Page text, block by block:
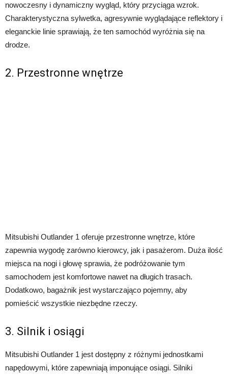
nowoczesny i dynamiczny wygląd, który przyciąga wzrok.
Charakterystyczna sylwetka, agresywnie wyglądające reflektory i
eleganckie linie sprawiają, że ten samochód wyróżnia się na
drodze.
2. Przestronne wnętrze
Mitsubishi Outlander 1 oferuje przestronne wnętrze, które
zapewnia wygodę zarówno kierowcy, jak i pasażerom. Duża ilość
miejsca na nogi i głowę sprawia, że podróżowanie tym
samochodem jest komfortowe nawet na długich trasach.
Dodatkowo, bagażnik jest wystarczająco pojemny, aby
pomieścić wszystkie niezbędne rzeczy.
3. Silnik i osiągi
Mitsubishi Outlander 1 jest dostępny z różnymi jednostkami
napędowymi, które zapewniają imponujące osiągi. Silniki